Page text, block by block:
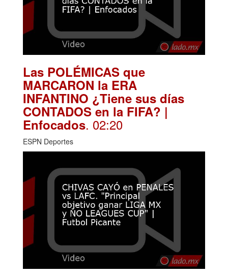
Las POLÉMICAS que
MARCARON la ERA
INFANTINO ¿Tiene sus días
CONTADOS en la FIFA? |
Enfocados. 02:20
ESPN Deportes